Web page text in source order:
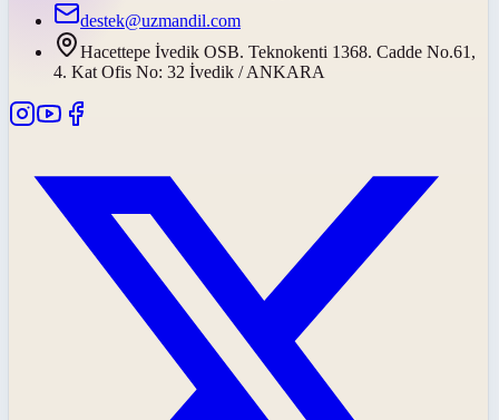
destek@uzmandil.com
Hacettepe İvedik OSB. Teknokenti 1368. Cadde No.61,
4. Kat Ofis No: 32 İvedik / ANKARA